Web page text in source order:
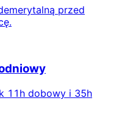
przed
11h dobowy i 35h